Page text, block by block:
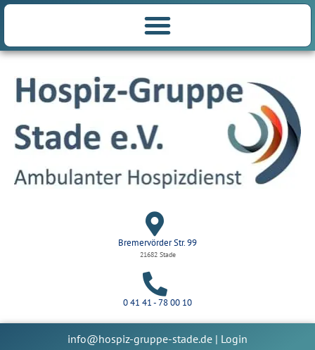
Bremervörder Str. 99
21682 Stade
0 41 41 - 78 00 10
info@hospiz-gruppe-stade.de | Login